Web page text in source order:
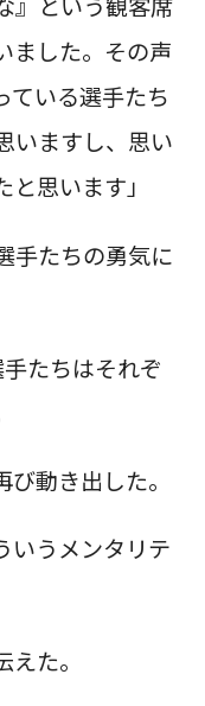
ました。その声
ている選手たち
いますし、思い
思います」
手たちの勇気に
たちはそれぞ
動き出した。
いうメンタリテ
た。